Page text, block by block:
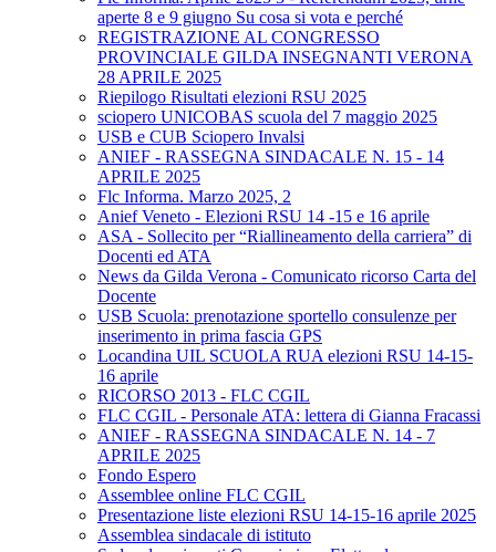
aperte 8 e 9 giugno Su cosa si vota e perché
REGISTRAZIONE AL CONGRESSO
PROVINCIALE GILDA INSEGNANTI VERONA
28 APRILE 2025
Riepilogo Risultati elezioni RSU 2025
sciopero UNICOBAS scuola del 7 maggio 2025
USB e CUB Sciopero Invalsi
ANIEF - RASSEGNA SINDACALE N. 15 - 14
APRILE 2025
Flc Informa. Marzo 2025, 2
Anief Veneto - Elezioni RSU 14 -15 e 16 aprile
ASA - Sollecito per “Riallineamento della carriera” di
Docenti ed ATA
News da Gilda Verona - Comunicato ricorso Carta del
Docente
USB Scuola: prenotazione sportello consulenze per
inserimento in prima fascia GPS
Locandina UIL SCUOLA RUA elezioni RSU 14-15-
16 aprile
RICORSO 2013 - FLC CGIL
FLC CGIL - Personale ATA: lettera di Gianna Fracassi
ANIEF - RASSEGNA SINDACALE N. 14 - 7
APRILE 2025
Fondo Espero
Assemblee online FLC CGIL
Presentazione liste elezioni RSU 14-15-16 aprile 2025
Assemblea sindacale di istituto